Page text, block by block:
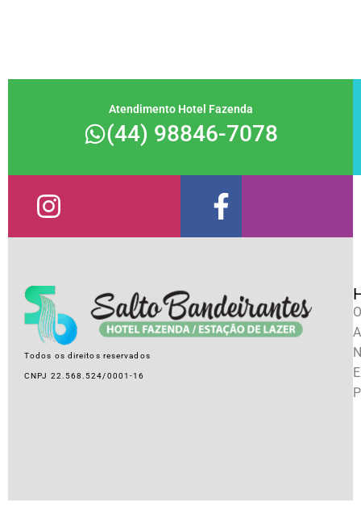
Atendimento Hotel Fazenda
(44) 98846-7078
Todos os direitos reservados
CNPJ 22.568.524/0001-16